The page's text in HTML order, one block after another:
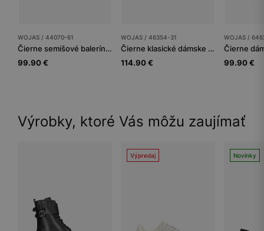
WOJAS / 44070-61
Čierne semišové balerínky na podpätku
99.90 €
WOJAS / 46354-31
Čierne klasické dámske mokasíny z lakovanej kože
114.90 €
WOJAS /
99.90 €
Výrobky, ktoré Vás môžu zaujímať
Výpredaj Novinky